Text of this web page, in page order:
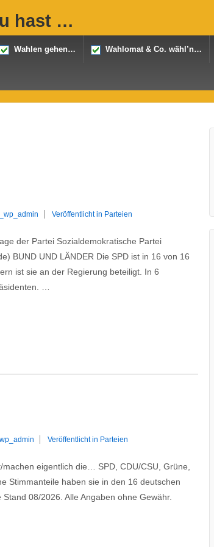
hast …
Wahlen gehen… Wahlomat & Co. wähl’n…
Veröffentlicht in Parteien
der Partei Sozialdemokratische Partei
BUND UND LÄNDER Die SPD ist in 16 von 16
ist sie an der Regierung beteiligt. In 6
…
Veröffentlicht in Parteien
eigentlich die… SPD, CDU/CSU, Grüne,
Stimmanteile haben sie in den 16 deutschen
08/2026. Alle Angaben ohne Gewähr.